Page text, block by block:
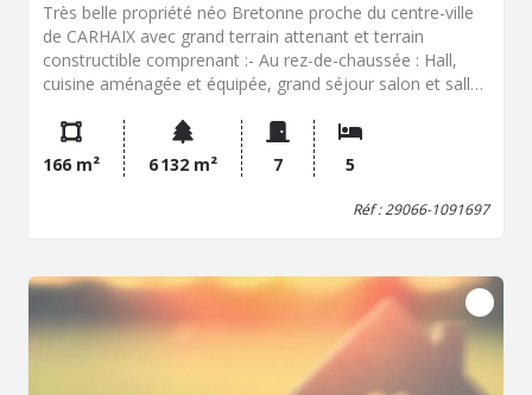
Très belle propriété néo Bretonne proche du centre-ville
de CARHAIX avec grand terrain attenant et terrain
constructible comprenant :- Au rez-de-chaussée : Hall,
cuisine aménagée et équipée, grand séjour salon et salle
(placard), salle d'eau, WC. - A l'étage : Mezzanine, 3
chambres, 1 petite chambre avec avancée (ou bureau),
salle d'eau, WC. Sous-sol compartimenté avec chaufferie,
cellier et grand garage. Terrasses et terrain attenant...
166 m² 6 132 m² 7 5
Réf : 29066-1091697